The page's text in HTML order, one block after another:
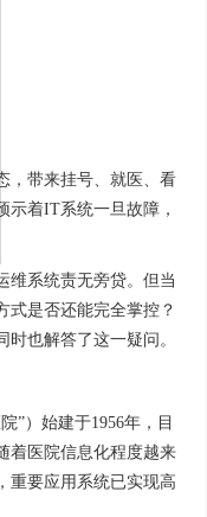
，带来挂号、就医、看
示着IT系统一旦故障，
维系统责无旁贷。但当
式是否还能完全掌控？
也解答了这一疑问。
”）始建于1956年，目
着医院信息化程度越来
重要应用系统已实现高